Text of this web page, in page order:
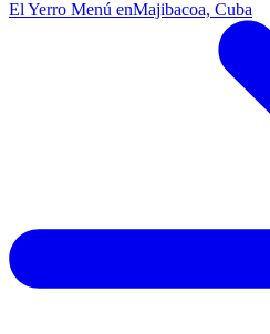
El Yerro Menú enMajibacoa, Cuba